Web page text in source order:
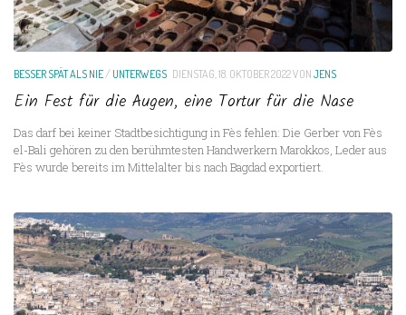
BESSER SPÄT ALS NIE/UNTERWEGS DIENSTAG, 18. OKTOBER 2022VONJENS
Ein Fest für die Augen, eine Tortur für die Nase
Das darf bei keiner Stadtbesichtigung in Fès fehlen: Die Gerber von Fès
el-Bali gehören zu den berühmtesten Handwerkern Marokkos, Leder aus
Fès wurde bereits im Mittelalter bis nach Bagdad exportiert.